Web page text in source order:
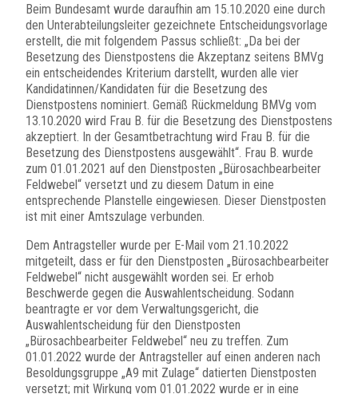
Beim Bundesamt wurde daraufhin am 15.10.2020 eine durch
den Unterabteilungsleiter gezeichnete Entscheidungsvorlage
erstellt, die mit folgendem Passus schließt: „Da bei der
Besetzung des Dienstpostens die Akzeptanz seitens BMVg
ein entscheidendes Kriterium darstellt, wurden alle vier
Kandidatinnen/Kandidaten für die Besetzung des
Dienstpostens nominiert. Gemäß Rückmeldung BMVg vom
13.10.2020 wird Frau B. für die Besetzung des Dienstpostens
akzeptiert. In der Gesamtbetrachtung wird Frau B. für die
Besetzung des Dienstpostens ausgewählt“. Frau B. wurde
zum 01.01.2021 auf den Dienstposten „Bürosachbearbeiter
Feldwebel“ versetzt und zu diesem Datum in eine
entsprechende Planstelle eingewiesen. Dieser Dienstposten
ist mit einer Amtszulage verbunden.
Dem Antragsteller wurde per E-Mail vom 21.10.2022
mitgeteilt, dass er für den Dienstposten „Bürosachbearbeiter
Feldwebel“ nicht ausgewählt worden sei. Er erhob
Beschwerde gegen die Auswahlentscheidung. Sodann
beantragte er vor dem Verwaltungsgericht, die
Auswahlentscheidung für den Dienstposten
„Bürosachbearbeiter Feldwebel“ neu zu treffen. Zum
01.01.2022 wurde der Antragsteller auf einen anderen nach
Besoldungsgruppe „A9 mit Zulage“ datierten Dienstposten
versetzt; mit Wirkung vom 01.01.2022 wurde er in eine